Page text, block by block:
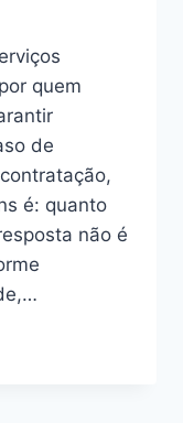
quem
de
é: quanto
não é